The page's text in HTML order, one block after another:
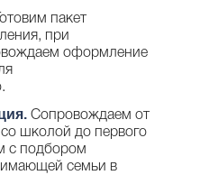
пакет
при
оформление
Сопровождаем от
школой до первого
с подбором
семьи в